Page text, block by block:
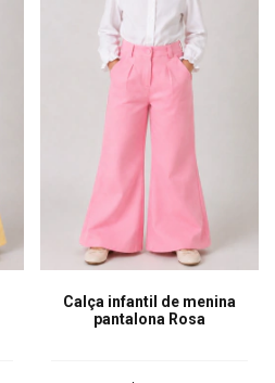
Calça infantil de menina
pantalona Rosa